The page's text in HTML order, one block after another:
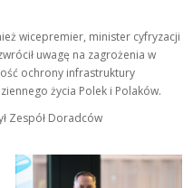
wicepremier, minister cyfryzacji
uwagę na zagrożenia w
ochrony infrastruktury
życia Polek i Polaków.
Zespół Doradców